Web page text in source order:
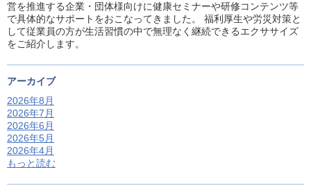
営を推進する企業・団体様向けに健康セミナーや研修コンテンツ等
で具体的なサポートをおこなってきました。 福利厚生や労災対策と
して従業員の方が生活習慣の中で無理なく継続できるエクササイズ
をご紹介します。
アーカイブ
2026年8月
2026年7月
2026年6月
2026年5月
2026年4月
もっと読む